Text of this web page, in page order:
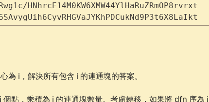
HNhrcE14M0KW6XMW44YlHaRuZRmOP8rvrxt
為 i，解決所有包含 i 的連通塊的答案。
點，乘積為 j 的連通塊數量。考慮轉移，如果將 dfn 序為 i